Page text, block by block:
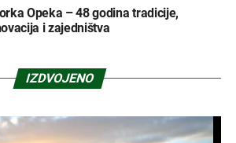
Opeka – 48 godina tradicije,
i zajedništva
IZDVOJENO